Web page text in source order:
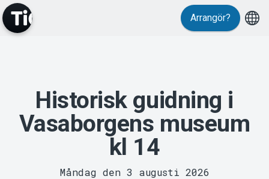
MyTickster
Arrangör?
Historisk guidning i
Vasaborgens museum
kl 14
Måndag den 3 augusti 2026